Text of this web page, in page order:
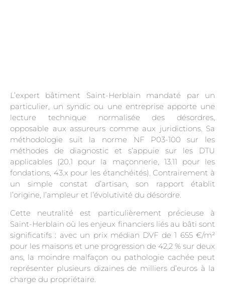
L’expert bâtiment Saint-Herblain mandaté par un
particulier, un syndic ou une entreprise apporte une
lecture technique normalisée des désordres,
opposable aux assureurs comme aux juridictions. Sa
méthodologie suit la norme NF P03-100 sur les
méthodes de diagnostic et s’appuie sur les DTU
applicables (20.1 pour la maçonnerie, 13.11 pour les
fondations, 43.x pour les étanchéités). Contrairement à
un simple constat d’artisan, son rapport établit
l’origine, l’ampleur et l’évolutivité du désordre.
Cette neutralité est particulièrement précieuse à
Saint-Herblain où les enjeux financiers liés au bâti sont
significatifs : avec un prix médian DVF de 1 655 €/m²
pour les maisons et une progression de 42,2 % sur deux
ans, la moindre malfaçon ou pathologie cachée peut
représenter plusieurs dizaines de milliers d’euros à la
charge du propriétaire.